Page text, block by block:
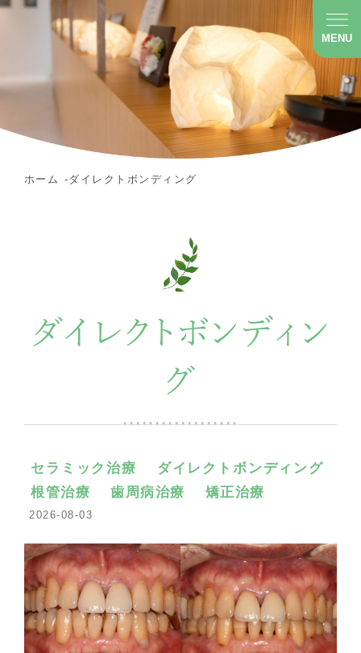
ホーム ダイレクトボンディング
ダイレクトボンディン
グ
セラミック治療
ダイレクトボンディング
根管治療
歯周病治療 矯正治療
2026-08-03
MENU